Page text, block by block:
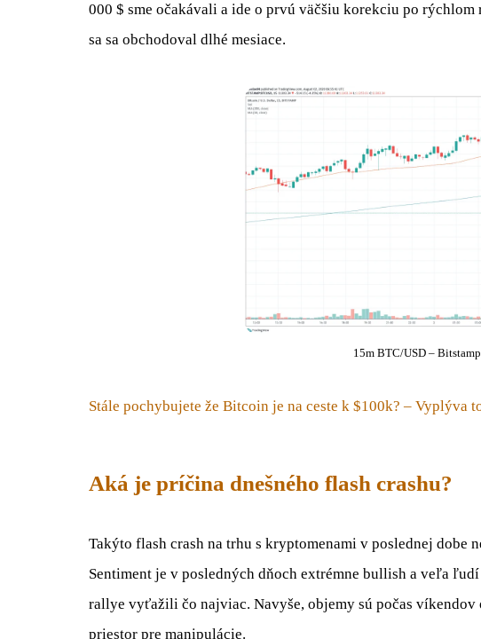
000 $ sme očakávali a ide o prvú väčšiu korekciu po
sa sa obchodoval dlhé mesiace.
15m BTC/USD – Bitstamp
Stále pochybujete že Bitcoin je na ceste k $100k? – Vyplýva
Aká je príčina dnešného flash crashu?
Takýto flash crash na trhu s kryptomenami v poslednej dobe
Sentiment je v posledných dňoch extrémne bullish a veľa
rallye vyťažili čo najviac. Navyše, objemy sú počas
priestor pre manipulácie.